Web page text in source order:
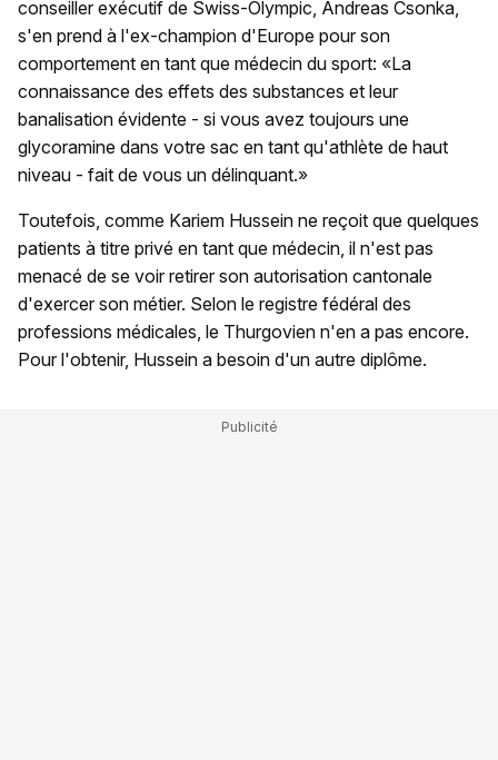
conseiller exécutif de Swiss-Olympic, Andreas Csonka,
s'en prend à l'ex-champion d'Europe pour son
comportement en tant que médecin du sport: «La
connaissance des effets des substances et leur
banalisation évidente - si vous avez toujours une
glycoramine dans votre sac en tant qu'athlète de haut
niveau - fait de vous un délinquant.»
Toutefois, comme Kariem Hussein ne reçoit que quelques
patients à titre privé en tant que médecin, il n'est pas
menacé de se voir retirer son autorisation cantonale
d'exercer son métier. Selon le registre fédéral des
professions médicales, le Thurgovien n'en a pas encore.
Pour l'obtenir, Hussein a besoin d'un autre diplôme.